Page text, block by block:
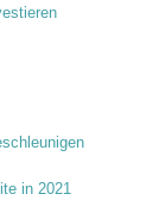
in 2021